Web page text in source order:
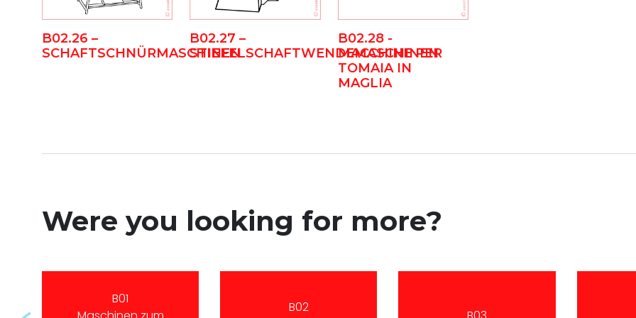
B02.26 –
SCHAFTSCHNÜRMASCHINEN
B02.27 –
STIEFELSCHAFTWENDEMASCHINEN
B02.28 -
MACCHINE PER
TOMAIA IN
MAGLIA
Were you looking for more?
B01
B02